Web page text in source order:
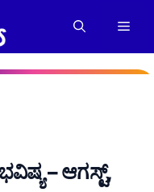
– ಆಗಸ್ಟ್,